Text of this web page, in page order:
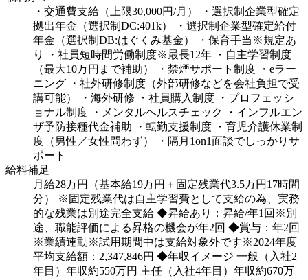
・交通費支給（上限30,000円/月）
・選択制企業型確定
拠出年金（選択制DC:401k）
・選択制企業型確定給付
年金（選択制DB:はぐくみ基金）
・保育手当※規定あ
り
・社員短時間労働制度※最長12年
・自主学習制度
（最大10万円まで補助）
・禁煙サポート制度
・eラー
ニング
・社外研修制度（外部研修などを会社負担で受
講可能）
・海外研修 ・社員購入制度
・プロフェッシ
ョナル制度
・メンタルヘルスチェック
・インフルエン
ザ予防接種代金補助
・転勤支援制度
・育児介護休業制
度（男性／女性問わず）
・隔月1on1面談でしっかりサ
ポート
給料補足
月給28万円（基本給19万円＋固定残業代3.5万円17時間
分）
※固定残業代は自主学習費として支給の為、実務
的な残業は別途完全支給 ◆昇給あり：昇給/年1回※別
途、職能評価による昇格の機会が年2回 ◆賞与：年2回
※業績連動※試用期間中は支給対象外です※2024年度
平均支給額：2,347,846円 ◆年収イメージ 一般（入社2
年目）年収約550万円 主任（入社4年目）年収約670万